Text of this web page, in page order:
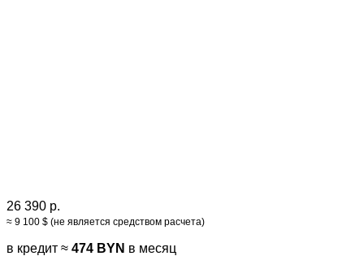
26 390 р.
≈ 9 100 $ (не является средством расчета)
в кредит ≈ 474 BYN в месяц